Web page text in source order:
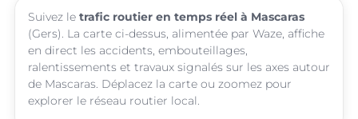
Suivez le trafic routier en temps réel à Mascaras
(Gers). La carte ci-dessus, alimentée par Waze, affiche
en direct les accidents, embouteillages,
ralentissements et travaux signalés sur les axes autour
de Mascaras. Déplacez la carte ou zoomez pour
explorer le réseau routier local.